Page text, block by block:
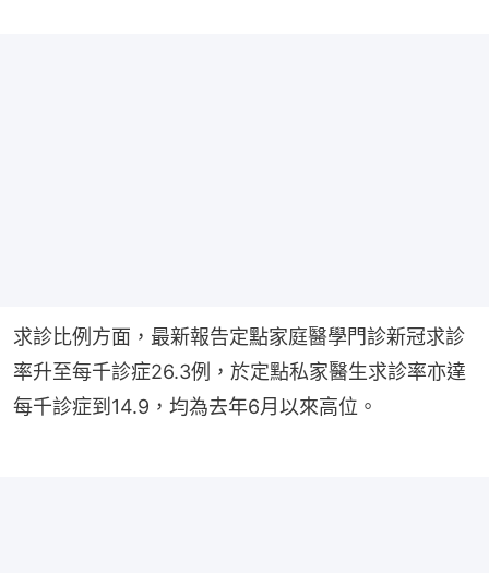
求診比例方面，最新報告定點家庭醫學門診新冠求診
率升至每千診症26.3例，於定點私家醫生求診率亦達
每千診症到14.9，均為去年6月以來高位。